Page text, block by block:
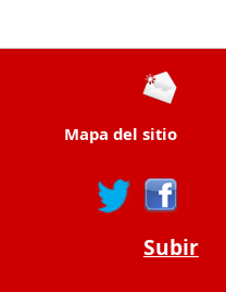
Mapa del sitio
Subir